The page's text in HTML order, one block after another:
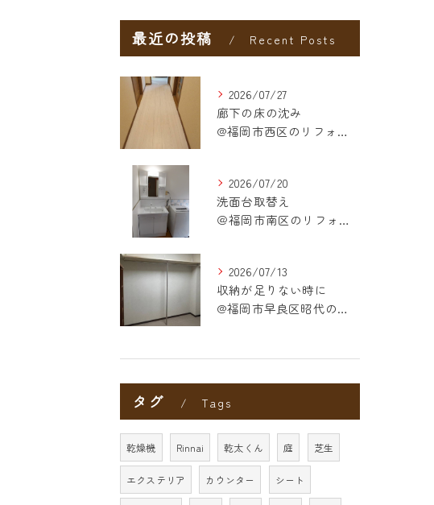
最近の投稿 Recent Posts
2026/07/27
廊下の床の沈み
@福岡市西区のリフォーム
2026/07/20
洗面台取替え
＠福岡市南区のリフォーム
2026/07/13
収納が足りない時に
@福岡市早良区昭代のリフォーム
タグ Tags
乾燥機 Rinnai 乾太くん 庭 芝生
エクステリア カウンター シート